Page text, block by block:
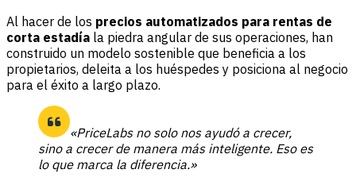
Al hacer de los precios automatizados para rentas de
corta estadía la piedra angular de sus operaciones, han
construido un modelo sostenible que beneficia a los
propietarios, deleita a los huéspedes y posiciona al negocio
para el éxito a largo plazo.
«PriceLabs no solo nos ayudó a crecer,
sino a crecer de manera más inteligente. Eso es
lo que marca la diferencia.»